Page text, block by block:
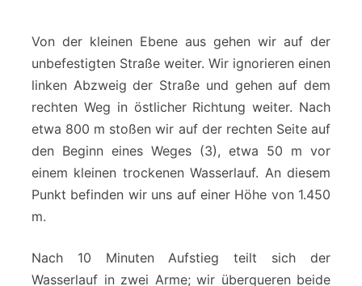
Von der kleinen Ebene aus gehen wir auf der
unbefestigten Straße weiter. Wir ignorieren einen
linken Abzweig der Straße und gehen auf dem
rechten Weg in östlicher Richtung weiter. Nach
etwa 800 m stoßen wir auf der rechten Seite auf
den Beginn eines Weges (3), etwa 50 m vor
einem kleinen trockenen Wasserlauf. An diesem
Punkt befinden wir uns auf einer Höhe von 1.450
m.
Nach 10 Minuten Aufstieg teilt sich der
Wasserlauf in zwei Arme; wir überqueren beide